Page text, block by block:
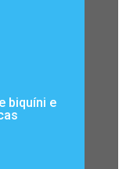
biquíni e